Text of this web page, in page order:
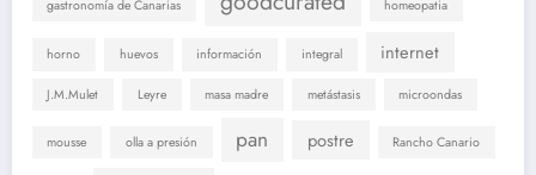
gastronomía de Canarias homeopatia
horno huevos información integral internet
J.M.Mulet Leyre masa madre metástasis microondas
mousse olla a presión pan postre Rancho Canario